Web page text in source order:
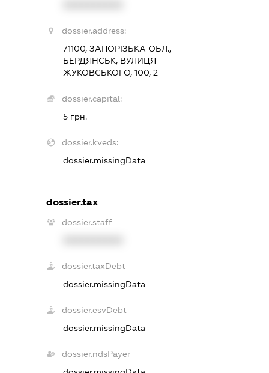
dossier.address:
71100, ЗАПОРІЗЬКА ОБЛ.,
БЕРДЯНСЬК, ВУЛИЦЯ
ЖУКОВСЬКОГО, 100, 2
dossier.capital:
5 грн.
dossier.kveds:
dossier.missingData
dossier.tax
dossier.staff
dossier.taxDebt
dossier.missingData
dossier.esvDebt
dossier.missingData
dossier.ndsPayer